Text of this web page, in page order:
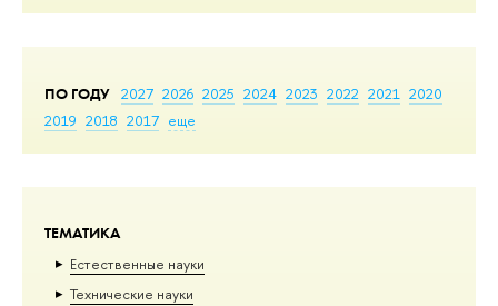
ПО ГОДУ 2027 2026 2025 2024 2023 2022 2021 2020
2019 2018 2017 еще
ТЕМАТИКА
Естественные науки
Тех­ничес­кие науки